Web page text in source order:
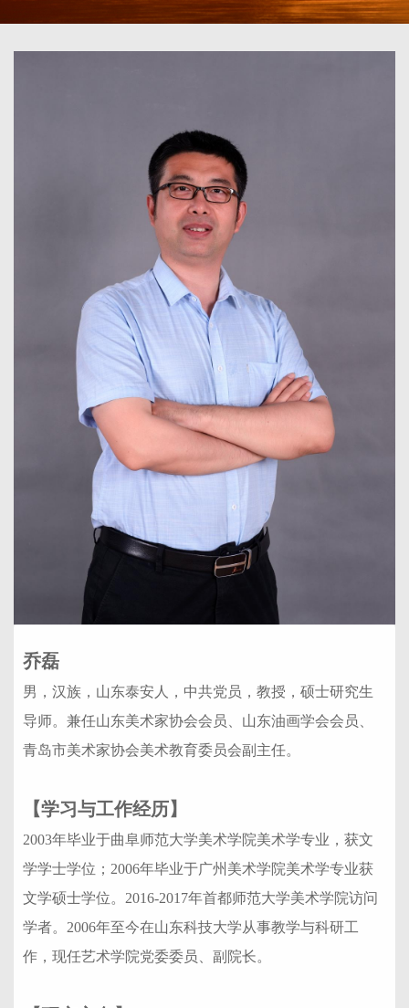
乔磊
男，汉族，山东泰安人，中共党员，教授，硕士研究生
导师。兼任山东美术家协会会员、山东油画学会会员、
青岛市美术家协会美术教育委员会副主任。
【学习与工作经历】
2003年毕业于曲阜师范大学美术学院美术学专业，获文
学学士学位；2006年毕业于广州美术学院美术学专业获
文学硕士学位。2016-2017年首都师范大学美术学院访问
学者。2006年至今在山东科技大学从事教学与科研工
作，现任艺术学院党委委员、副院长。